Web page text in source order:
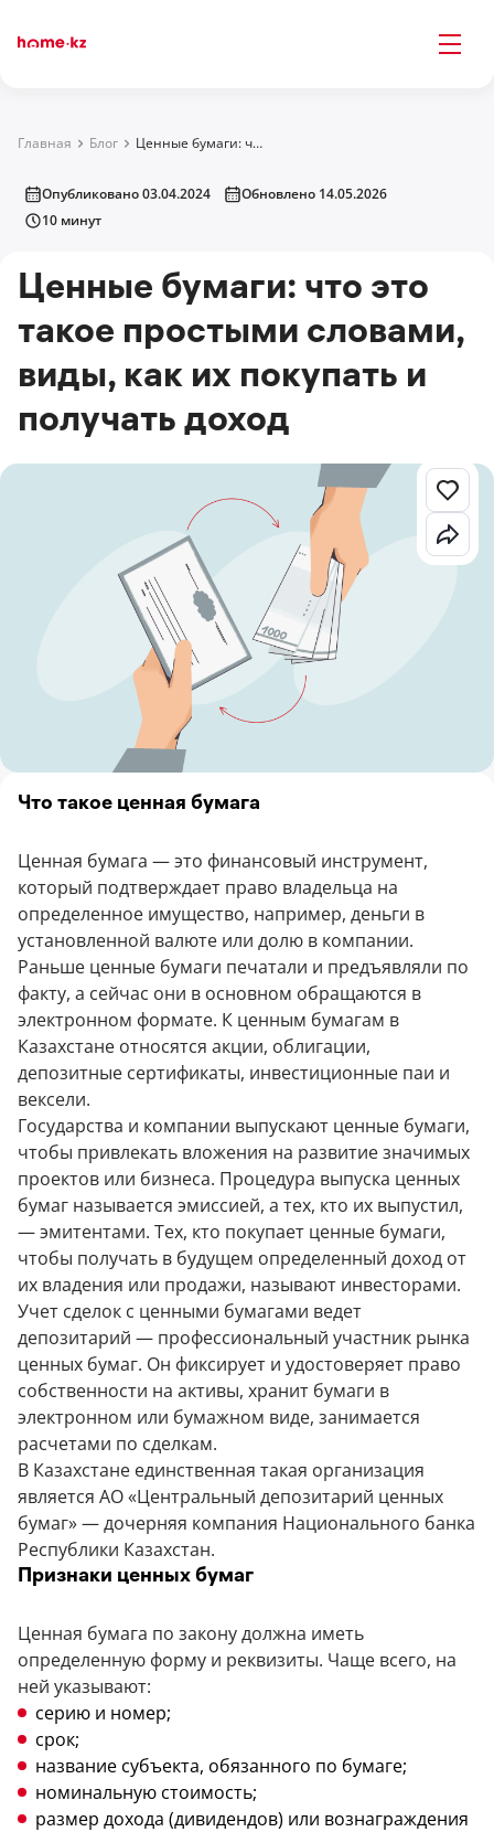
Главная Блог Ценные бумаги: что это такое простыми словами, виды, как их покупать и получать доход
Опубликовано 03.04.2024
Обновлено 14.05.2026
10 минут
Ценные бумаги: что это
такое простыми словами,
виды, как их покупать и
получать доход
Что такое ценная бумага
Ценная бумага — это финансовый инструмент,
который подтверждает право владельца на
определенное имущество, например, деньги в
установленной валюте или долю в компании.
Раньше ценные бумаги печатали и предъявляли по
факту, а сейчас они в основном обращаются в
электронном формате. К ценным бумагам в
Казахстане относятся акции, облигации,
депозитные сертификаты, инвестиционные паи и
вексели.
Государства и компании выпускают ценные бумаги,
чтобы привлекать вложения на развитие значимых
проектов или бизнеса. Процедура выпуска ценных
бумаг называется эмиссией, а тех, кто их выпустил,
— эмитентами. Тех, кто покупает ценные бумаги,
чтобы получать в будущем определенный доход от
их владения или продажи, называют инвесторами.
Учет сделок с ценными бумагами ведет
депозитарий — профессиональный участник рынка
ценных бумаг. Он фиксирует и удостоверяет право
собственности на активы, хранит бумаги в
электронном или бумажном виде, занимается
расчетами по сделкам.
В Казахстане единственная такая организация
является АО «Центральный депозитарий ценных
бумаг» — дочерняя компания Национального банка
Республики Казахстан.
Признаки ценных бумаг
Ценная бумага по закону должна иметь
определенную форму и реквизиты. Чаще всего, на
ней указывают:
серию и номер;
срок;
название субъекта, обязанного по бумаге;
номинальную стоимость;
размер дохода (дивидендов) или вознаграждения